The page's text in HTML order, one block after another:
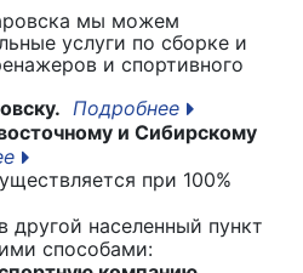
мы можем
услуги по сборке и
и спортивного
Подробнее
и Сибирскому
при 100%
другой населенный пункт
способами: